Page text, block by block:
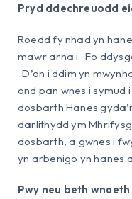
Pryd ddechreuodd
Roedd fy nhad yn
mawr arna i. Fo
D’on i ddim yn
ond pan wnes i symud
dosbarth Hanes
darlithydd ym
dosbarth, a gwnes i
yn arbenigo yn hanes
Pwy neu beth